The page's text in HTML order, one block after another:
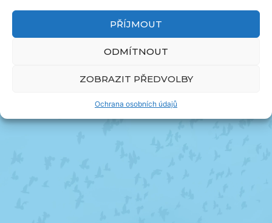
PŘÍJMOUT
ODMÍTNOUT
ZOBRAZIT PŘEDVOLBY
Ochrana osobních údajů